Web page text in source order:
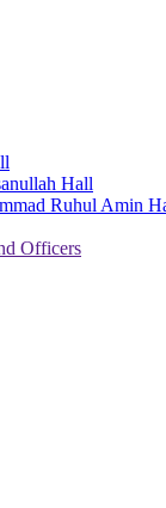
Hall
Ruhul Amin
Officers